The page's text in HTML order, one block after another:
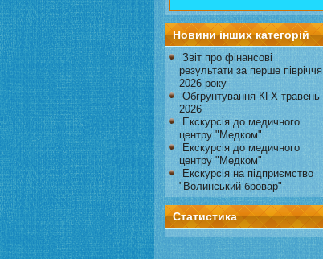
Новини інших категорій
Звіт про фінансові
результати за перше півріччя
2026 року
Обгрунтування КГХ травень
2026
Екскурсія до медичного
центру "Медком"
Екскурсія до медичного
центру "Медком"
Екскурсія на підприємство
"Волинський бровар"
Статистика